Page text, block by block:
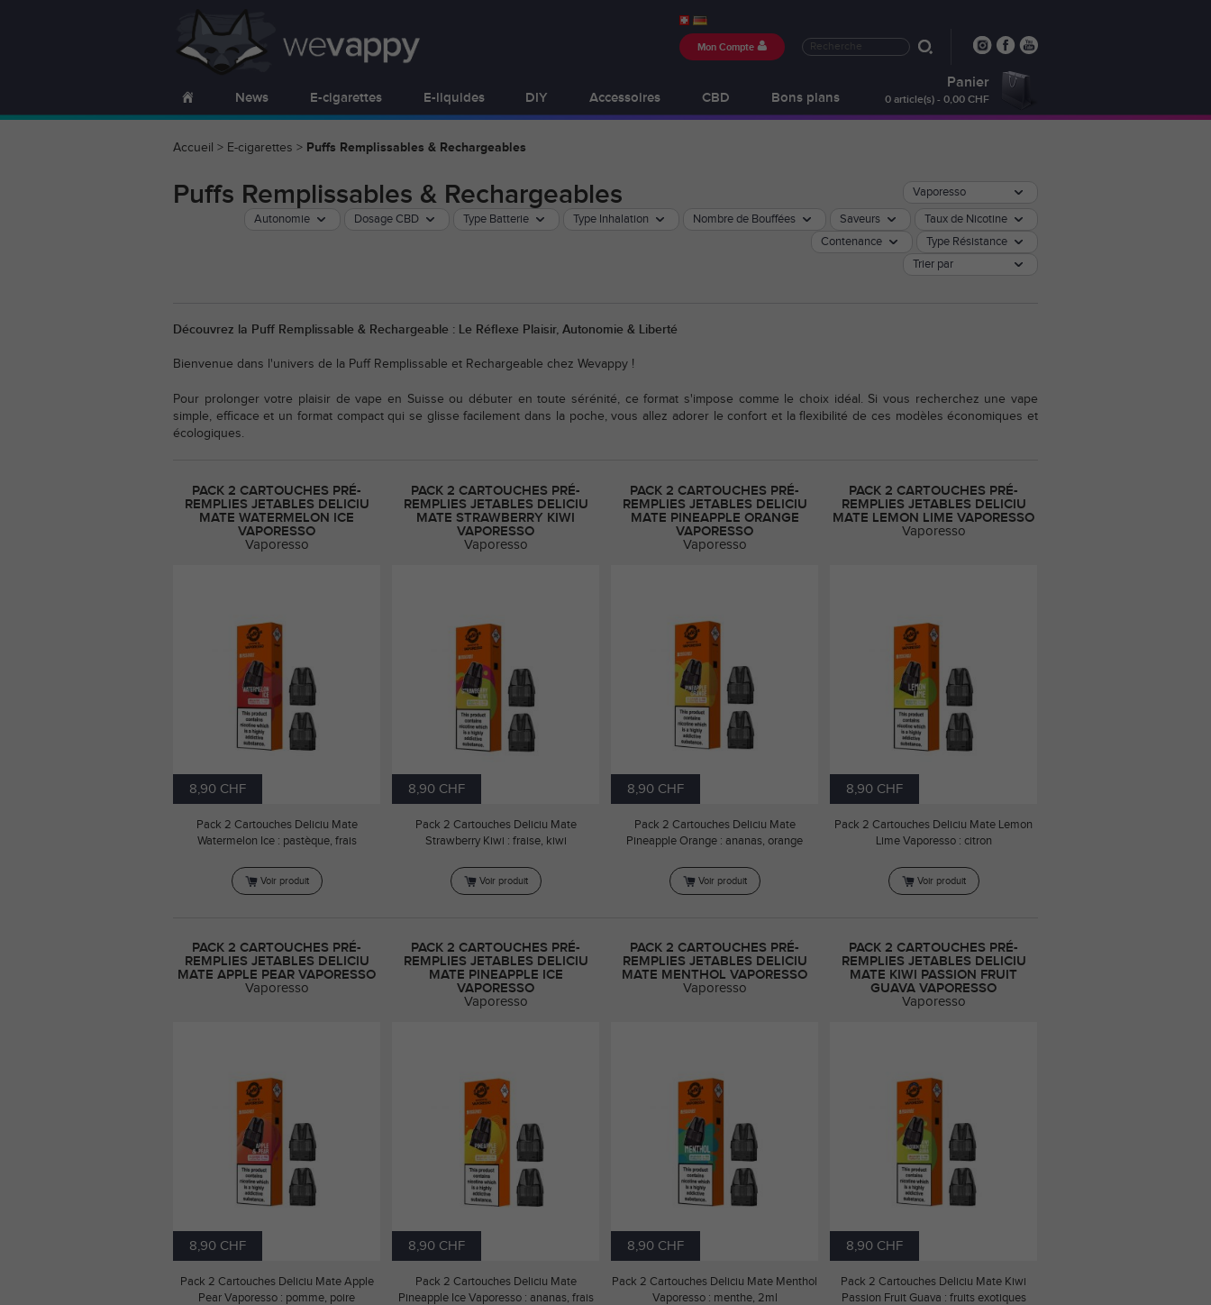
News E-cigarettes E-liquides DIY Accessoires CBD Bons plans
Mon Compte
Panier
0 article(s) - 0,00 CHF
Accueil > E-cigarettes > Puffs Remplissables & Rechargeables
Puffs Remplissables & Rechargeables Vaporesso
Autonomie Dosage CBD Type Batterie Type Inhalation Nombre de Bouffées Saveurs
Taux de Nicotine
Contenance
Type Résistance
Trier par
Découvrez la Puff Remplissable & Rechargeable : Le Réflexe Plaisir, Autonomie & Liberté
Bienvenue dans l'univers de la Puff Remplissable et Rechargeable chez Wevappy !
Pour prolonger votre plaisir de vape en Suisse ou débuter en toute sérénité, ce format s'impose comme le choix idéal. Si vous recherchez une vape
simple, efficace et un format compact qui se glisse facilement dans la poche, vous allez adorer le confort et la flexibilité de ces modèles économiques et
écologiques.
PACK 2 CARTOUCHES PRÉ-
REMPLIES JETABLES DELICIU
MATE WATERMELON ICE
VAPORESSO
Vaporesso
8,90 CHF
Pack 2 Cartouches Deliciu Mate
Watermelon Ice : pastèque, frais
Voir produit
PACK 2 CARTOUCHES PRÉ-
REMPLIES JETABLES DELICIU
MATE STRAWBERRY KIWI
VAPORESSO
Vaporesso
8,90 CHF
Pack 2 Cartouches Deliciu Mate
Strawberry Kiwi : fraise, kiwi
Voir produit
PACK 2 CARTOUCHES PRÉ-
REMPLIES JETABLES DELICIU
MATE PINEAPPLE ORANGE
VAPORESSO
Vaporesso
8,90 CHF
Pack 2 Cartouches Deliciu Mate
Pineapple Orange : ananas, orange
Voir produit
PACK 2 CARTOUCHES PRÉ-
REMPLIES JETABLES DELICIU
MATE LEMON LIME VAPORESSO
Vaporesso
8,90 CHF
Pack 2 Cartouches Deliciu Mate Lemon
Lime Vaporesso : citron
Voir produit
PACK 2 CARTOUCHES PRÉ-
REMPLIES JETABLES DELICIU
MATE APPLE PEAR VAPORESSO
Vaporesso
8,90 CHF
Pack 2 Cartouches Deliciu Mate Apple
Pear Vaporesso : pomme, poire
PACK 2 CARTOUCHES PRÉ-
REMPLIES JETABLES DELICIU
MATE PINEAPPLE ICE
VAPORESSO
Vaporesso
8,90 CHF
Pack 2 Cartouches Deliciu Mate
Pineapple Ice Vaporesso : ananas, frais
PACK 2 CARTOUCHES PRÉ-
REMPLIES JETABLES DELICIU
MATE MENTHOL VAPORESSO
Vaporesso
8,90 CHF
Pack 2 Cartouches Deliciu Mate Menthol
Vaporesso : menthe, 2ml
PACK 2 CARTOUCHES PRÉ-
REMPLIES JETABLES DELICIU
MATE KIWI PASSION FRUIT
GUAVA VAPORESSO
Vaporesso
8,90 CHF
Pack 2 Cartouches Deliciu Mate Kiwi
Passion Fruit Guava : fruits exotiques